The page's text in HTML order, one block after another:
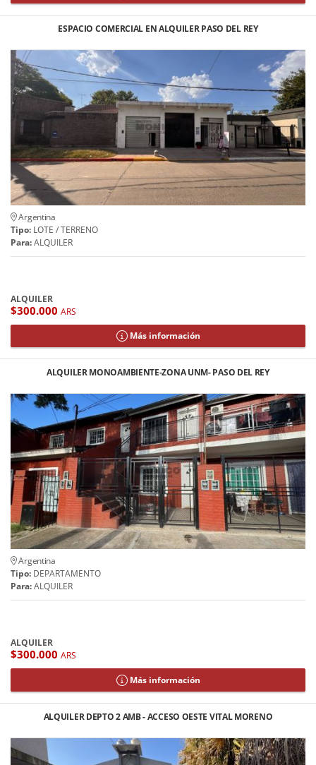
ESPACIO COMERCIAL EN ALQUILER PASO DEL REY
Argentina
Tipo: LOTE / TERRENO
Para:ALQUILER
ALQUILER
$300.000 ARS
Más información
ALQUILER MONOAMBIENTE-ZONA UNM- PASO DEL REY
Argentina
Tipo: DEPARTAMENTO
Para:ALQUILER
ALQUILER
$300.000 ARS
Más información
ALQUILER DEPTO 2 AMB - ACCESO OESTE VITAL MORENO